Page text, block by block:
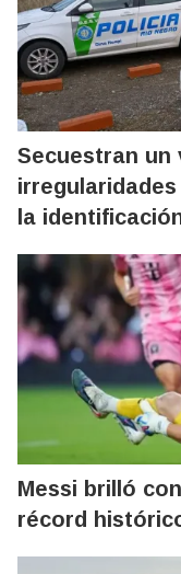
Secuestran un
la
Messi brilló
récord